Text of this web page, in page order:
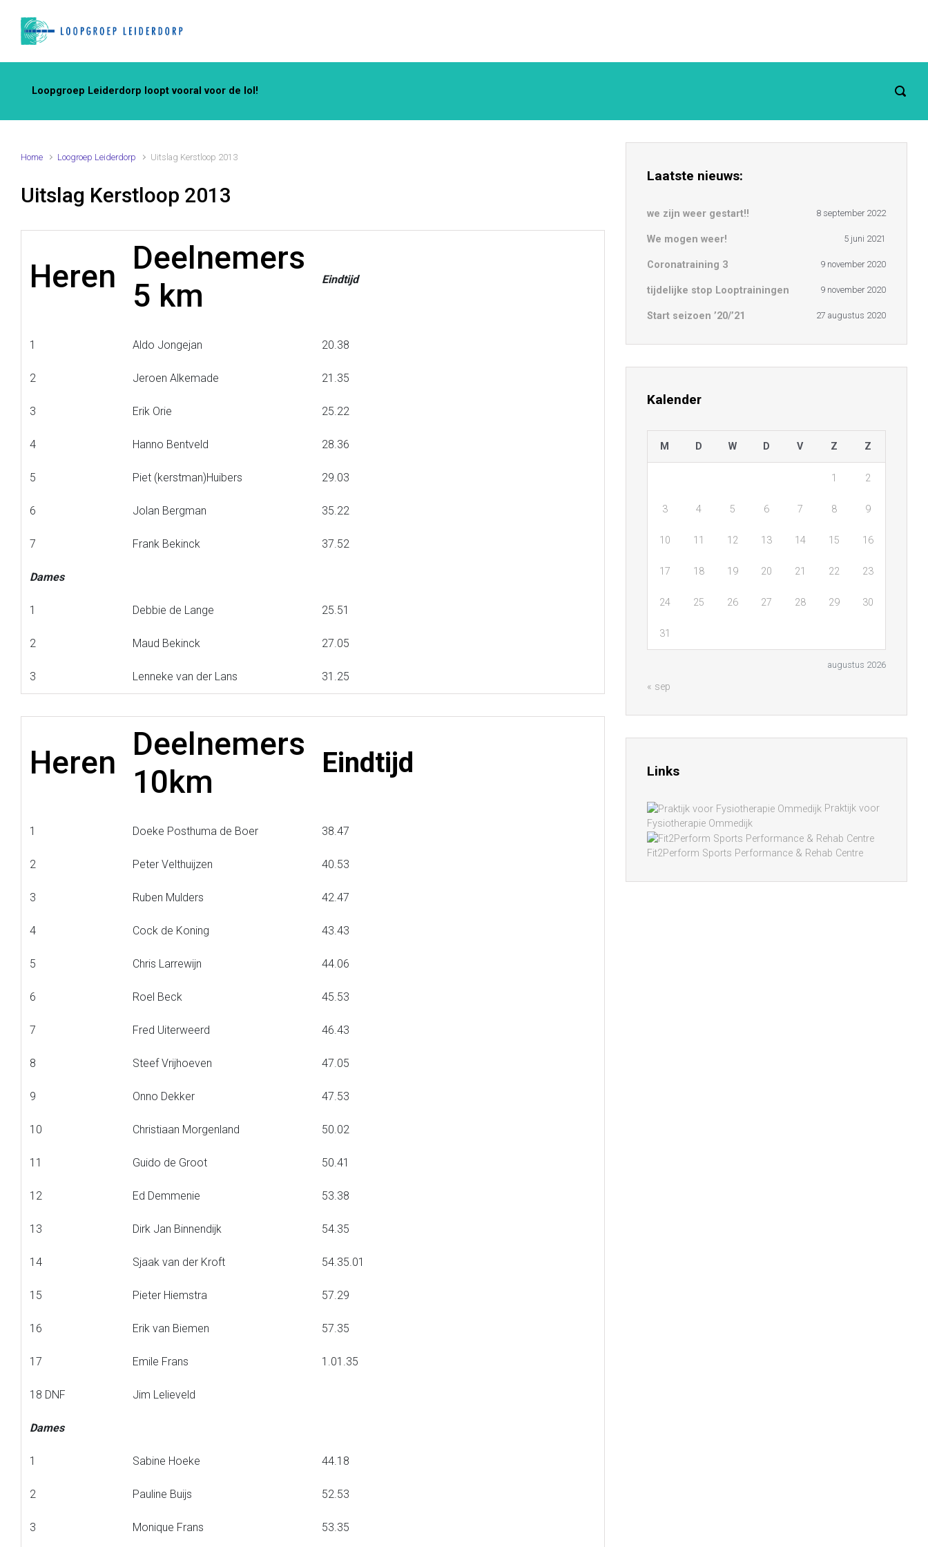
Spring naar de hoofdinhoud
Loopgroep Leiderdorp loopt vooral voor de lol!
Home Loogroep Leiderdorp Uitslag Kerstloop 2013
Uitslag Kerstloop 2013
Heren Deelnemers
5 km
Eindtijd
1 Aldo Jongejan 20.38
2 Jeroen Alkemade 21.35
3 Erik Orie 25.22
4 Hanno Bentveld 28.36
5 Piet (kerstman)Huibers 29.03
6 Jolan Bergman 35.22
7 Frank Bekinck 37.52
Dames
1 Debbie de Lange 25.51
2 Maud Bekinck 27.05
3 Lenneke van der Lans 31.25
Heren Deelnemers
10km
Eindtijd
1 Doeke Posthuma de Boer 38.47
2 Peter Velthuijzen 40.53
3 Ruben Mulders 42.47
4 Cock de Koning 43.43
5 Chris Larrewijn 44.06
6 Roel Beck 45.53
7 Fred Uiterweerd 46.43
8 Steef Vrijhoeven 47.05
9 Onno Dekker 47.53
10 Christiaan Morgenland 50.02
11 Guido de Groot 50.41
12 Ed Demmenie 53.38
13 Dirk Jan Binnendijk 54.35
14 Sjaak van der Kroft 54.35.01
15 Pieter Hiemstra 57.29
16 Erik van Biemen 57.35
17 Emile Frans 1.01.35
18 DNF Jim Lelieveld
Dames
1 Sabine Hoeke 44.18
2 Pauline Buijs 52.53
3 Monique Frans 53.35
Laatste nieuws:
we zijn weer gestart!! 8 september 2022
We mogen weer! 5 juni 2021
Coronatraining 3 9 november 2020
tijdelijke stop Looptrainingen 9 november 2020
Start seizoen ’20/’21 27 augustus 2020
Kalender
augustus 2026
M D W D V Z Z
1 2
3 4 5 6 7 8 9
10 11 12 13 14 15 16
17 18 19 20 21 22 23
24 25 26 27 28 29 30
31
« sep
Links
Praktijk voor
Fysiotherapie Ommedijk
Fit2Perform Sports Performance & Rehab Centre